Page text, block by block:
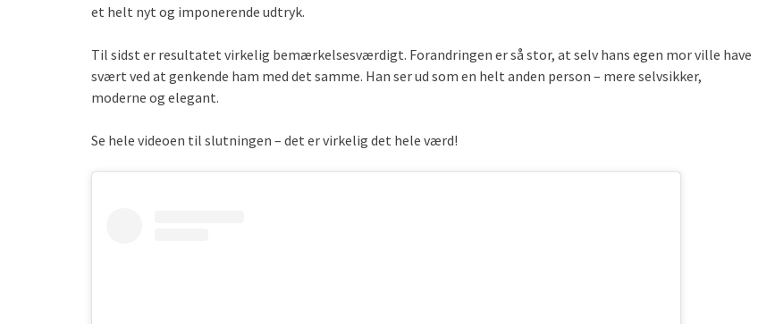
et helt nyt og imponerende udtryk.
Til sidst er resultatet virkelig bemærkelsesværdigt. Forandringen er så stor, at selv hans egen mor ville have
svært ved at genkende ham med det samme. Han ser ud som en helt anden person – mere selvsikker,
moderne og elegant.
Se hele videoen til slutningen – det er virkelig det hele værd!